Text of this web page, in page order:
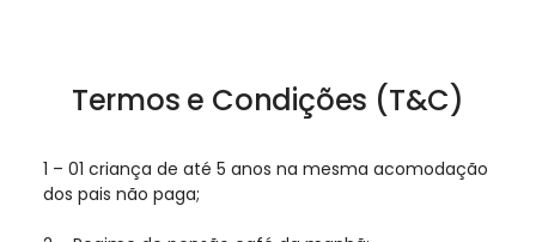
Termos e Condições (T&C)
1 – 01 criança de até 5 anos na mesma acomodação
dos pais não paga;